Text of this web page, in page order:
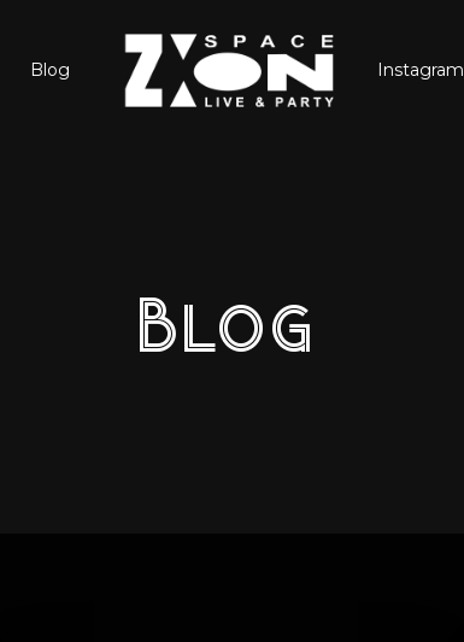
Blog Instagram
Blog